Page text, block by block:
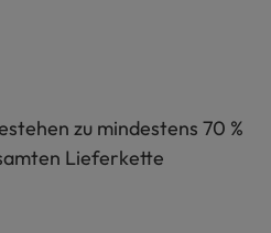
zu mindestens 70 %
Lieferkette